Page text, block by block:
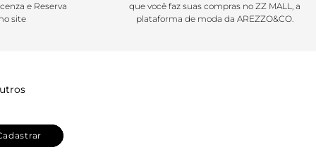
e Reserva
site
que você faz suas compras no ZZ MALL, a
plataforma de moda da AREZZO&CO.